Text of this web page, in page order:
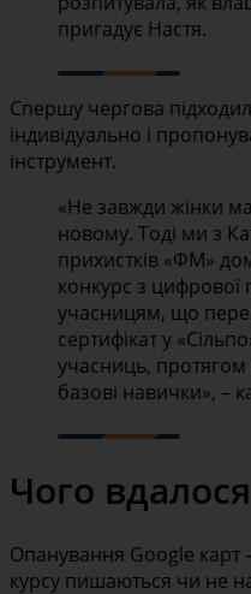
пригадує Настя.
Спершу чергова
індивідуально і
інструмент.
«Не завжди жінки
новому. Тоді ми з
прихистків «ФМ»
конкурс з цифрової
учасницям, що
сертифікат у
учасниць, протягом
базові навички», –
Чого
Опанування Google карт
курсу пишаються чи не